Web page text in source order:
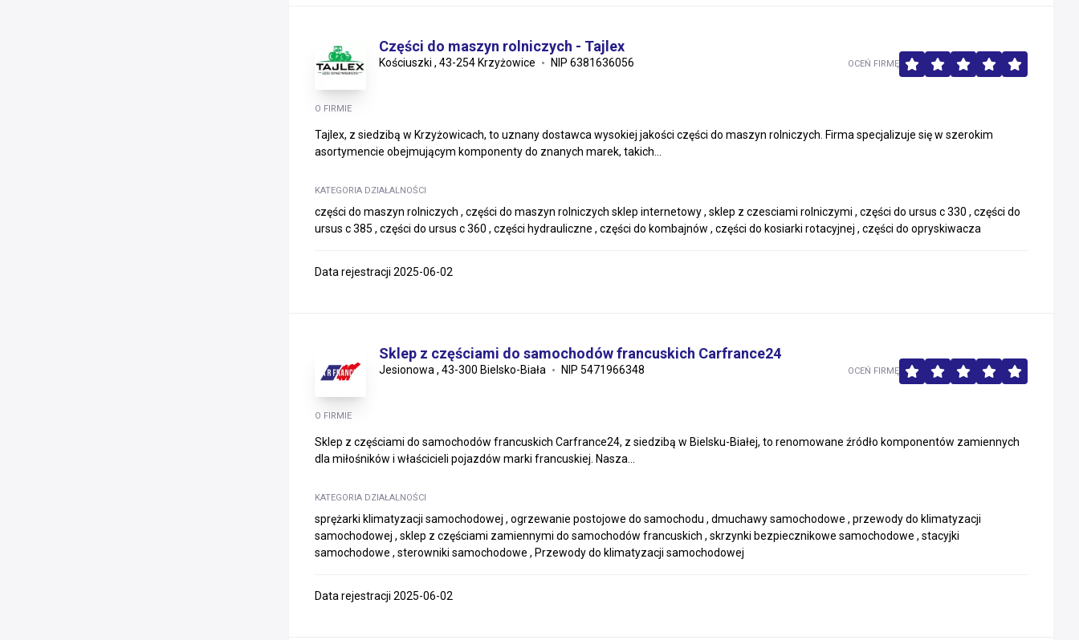
Części do maszyn rolniczych - Tajlex
Kościuszki , 43-254 Krzyżowice NIP 6381636056
O FIRMIE
Tajlex, z siedzibą w Krzyżowicach, to uznany dostawca wysokiej jakości części do maszyn rolniczych. Firma specjalizuje się w szerokim
asortymencie obejmującym komponenty do znanych marek, takich...
KATEGORIA DZIAŁALNOŚCI
części do maszyn rolniczych , części do maszyn rolniczych sklep internetowy , sklep z czesciami rolniczymi , części do ursus c 330 , części do
ursus c 385 , części do ursus c 360 , części hydrauliczne , części do kombajnów , części do kosiarki rotacyjnej , części do opryskiwacza
OCEŃ FIRMĘ
Data rejestracji 2025-06-02
Sklep z częściami do samochodów francuskich Carfrance24
Jesionowa , 43-300 Bielsko-Biała NIP 5471966348
O FIRMIE
Sklep z częściami do samochodów francuskich Carfrance24, z siedzibą w Bielsku-Białej, to renomowane źródło komponentów zamiennych
dla miłośników i właścicieli pojazdów marki francuskiej. Nasza...
KATEGORIA DZIAŁALNOŚCI
sprężarki klimatyzacji samochodowej , ogrzewanie postojowe do samochodu , dmuchawy samochodowe , przewody do klimatyzacji
samochodowej , sklep z częściami zamiennymi do samochodów francuskich , skrzynki bezpiecznikowe samochodowe , stacyjki
samochodowe , sterowniki samochodowe , Przewody do klimatyzacji samochodowej
OCEŃ FIRMĘ
Data rejestracji 2025-06-02